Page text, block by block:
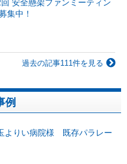
回 安全懸架ファンミーティン
集中！
過去の記事111件を見る
例
よりい病院様 既存パラレー